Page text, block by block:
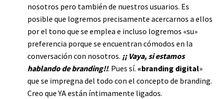
nosotros pero también de nuestros usuarios. Es
posible que logremos precisamente acercarnos a ellos
por el tono que se emplea e incluso logremos «su»
preferencia porque se encuentran cómodos en la
conversación con nosotros. ¡¡ Vaya, si estamos
hablando de branding!!. Pues sí. «branding digital»
que se impregna del todo con el concepto de branding.
Creo que YA están íntimamente ligados.